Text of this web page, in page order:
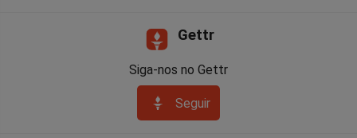
Gettr
Siga-nos no Gettr
Seguir